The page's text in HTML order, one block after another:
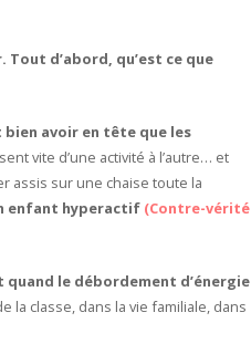
d’abord, qu’est ce que
avoir en tête que les
vite d’une activité à l’autre… et
assis sur une chaise toute la
enfant hyperactif (Contre-vérité
quand le débordement d’énergie
la classe, dans la vie familiale, dans